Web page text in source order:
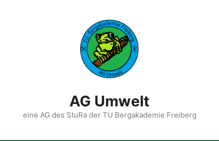
AG Umwelt
eine AG des StuRa der TU Bergakademie Freiberg